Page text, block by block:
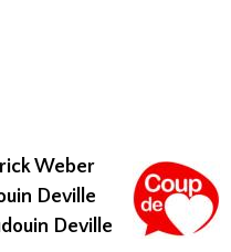
Weber
Deville
Deville